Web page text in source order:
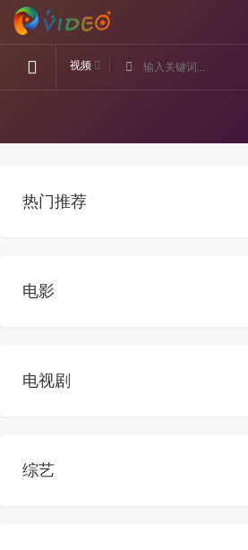
视频
热门推荐
电影
电视剧
综艺